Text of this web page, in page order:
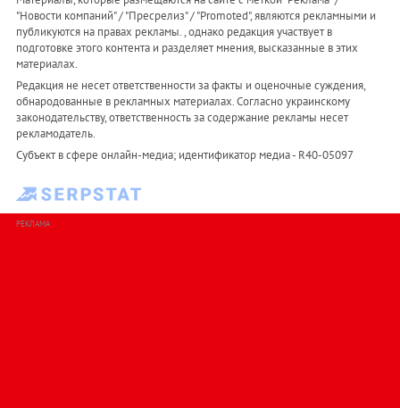
"Новости компаний" / "Пресрелиз" / "Promoted", являются рекламными и
публикуются на правах рекламы. , однако редакция участвует в
подготовке этого контента и разделяет мнения, высказанные в этих
материалах.
Редакция не несет ответственности за факты и оценочные суждения,
обнародованные в рекламных материалах. Согласно украинскому
законодательству, ответственность за содержание рекламы несет
рекламодатель.
Субъект в сфере онлайн-медиа; идентификатор медиа - R40-05097
РЕКЛАМА